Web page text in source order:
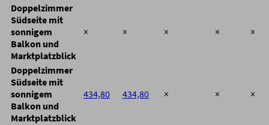
Doppelzimmer
Südseite mit
sonnigem
Balkon und
Marktplatzblick
× × × × ×
Doppelzimmer
Südseite mit
sonnigem
Balkon und
Marktplatzblick
434,80 434,80 × × ×